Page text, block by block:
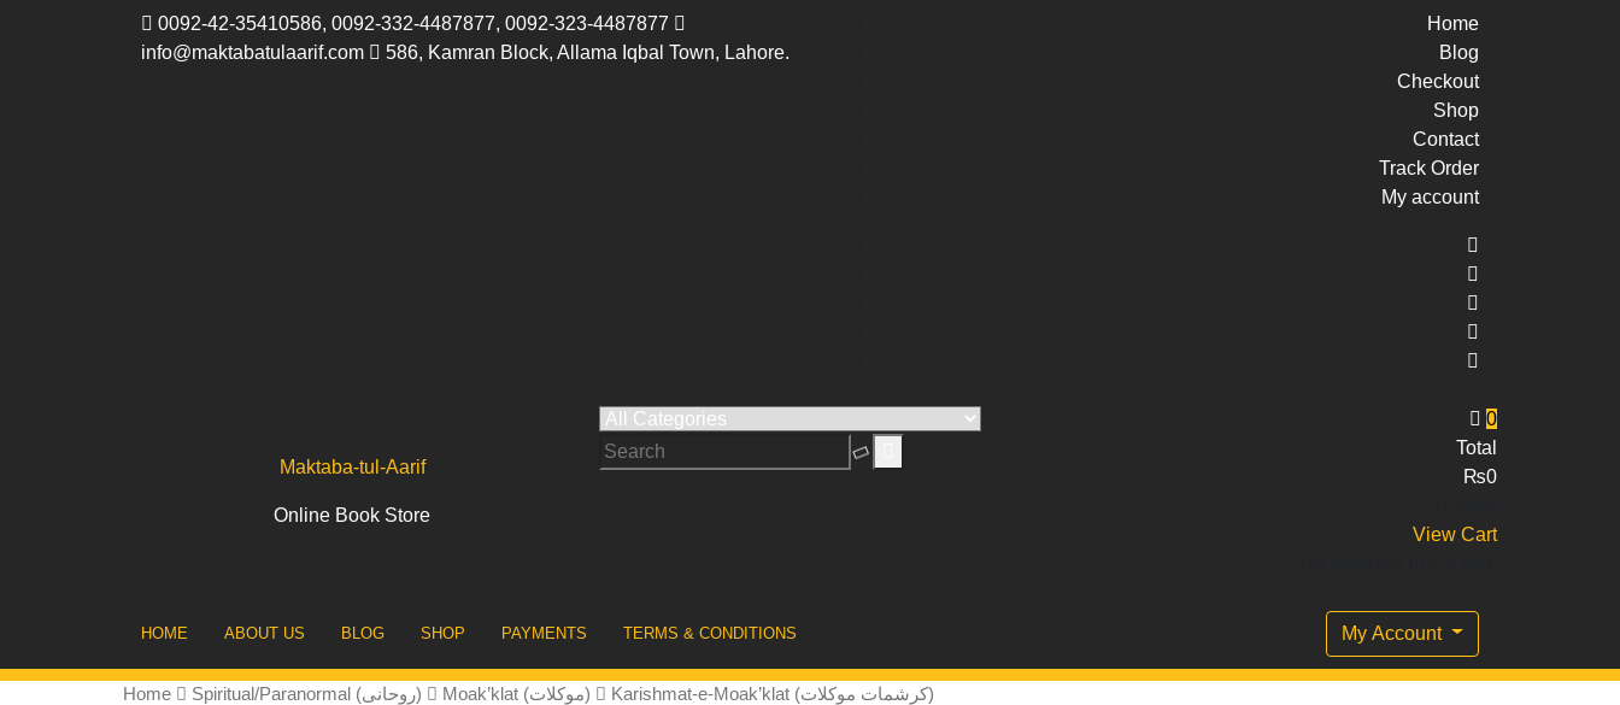
0092-42-35410586, 0092-332-4487877, 0092-323-4487877
info@maktabatulaarif.com
586, Kamran Block, Allama Iqbal Town, Lahore.
Home
Blog
Checkout
Shop
Contact
Track Order
My account
Maktaba-tul-Aarif
Online Book Store
0
Total
₨0
View Cart
HOME ABOUT US BLOG SHOP PAYMENTS TERMS & CONDITIONS My Account
Home Spiritual/Paranormal (روحانی) Moak’klat (موکلات) Karishmat-e-Moak’klat (کرشمات موکلات)